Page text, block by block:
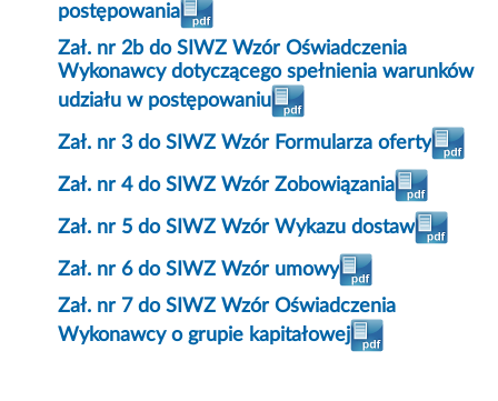
postępowania
Zał. nr 2b do SIWZ Wzór Oświadczenia
Wykonawcy dotyczącego spełnienia warunków
udziału w postępowaniu
Zał. nr 3 do SIWZ Wzór Formularza oferty
Zał. nr 4 do SIWZ Wzór Zobowiązania
Zał. nr 5 do SIWZ Wzór Wykazu dostaw
Zał. nr 6 do SIWZ Wzór umowy
Zał. nr 7 do SIWZ Wzór Oświadczenia
Wykonawcy o grupie kapitałowej